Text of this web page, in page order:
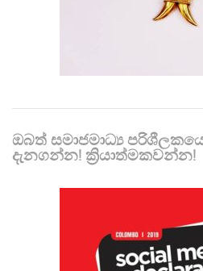
ඔබත් සමාජමාධ්‍ය
දැනගන්න! ක්‍රියාත්මකවන්න!